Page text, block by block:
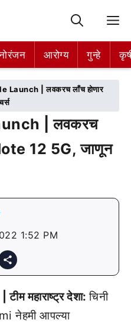
आरोग्य गुन्हे
आरोग्य गुन्हे
Launch | लवकरच लाँच होणार
| लवकरच
12 5G, जाणून
1:52 PM
महाराष्ट्र देशा:चिनी
नेहमी आपल्या